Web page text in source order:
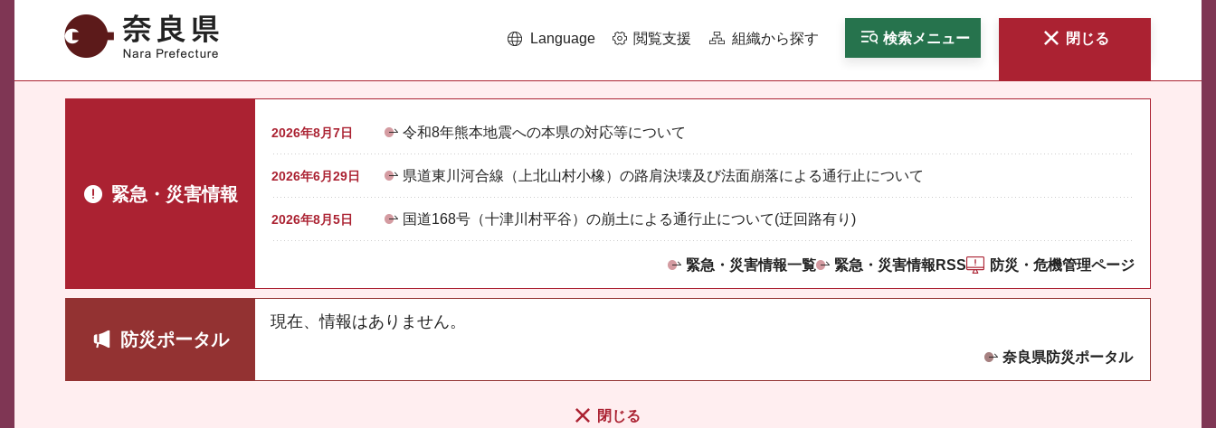
奈良県 Language 閲覧支援 組織から探す 検索メニュー 閉じる
緊急・災害情報
2026年8月7日 令和8年熊本地震への本県の対応等について
2026年6月29日 県道東川河合線（上北山村小橡）の路肩決壊及び法面崩落による通行止について
2026年8月5日 国道168号（十津川村平谷）の崩土による通行止について(迂回路有り)
緊急・災害情報一覧 緊急・災害情報RSS 防災・危機管理ページ
防災ポータル
現在、情報はありません。
奈良県防災ポータル
閉じる